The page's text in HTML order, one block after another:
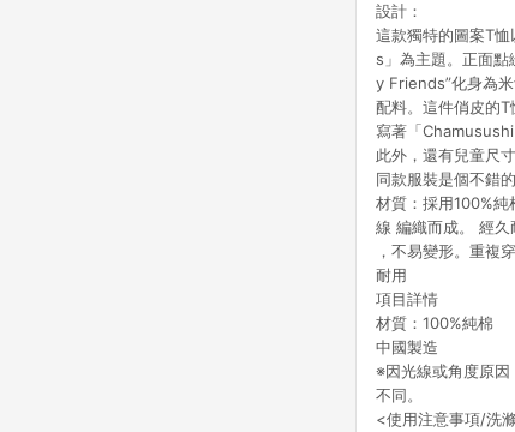
設計：
這款獨特的圖案T
s」為主題。正面點
y Friends”化身為
配料。這件俏皮的
寫著「Chamusushi
此外，還有兒童尺
同款服裝是個不錯
材質：採用100%
線 編織而成。 經久
，不易變形。重複
耐用
項目詳情
材質：100%純棉
中國製造
※因光線或角度原
不同。
<使用注意事項/洗